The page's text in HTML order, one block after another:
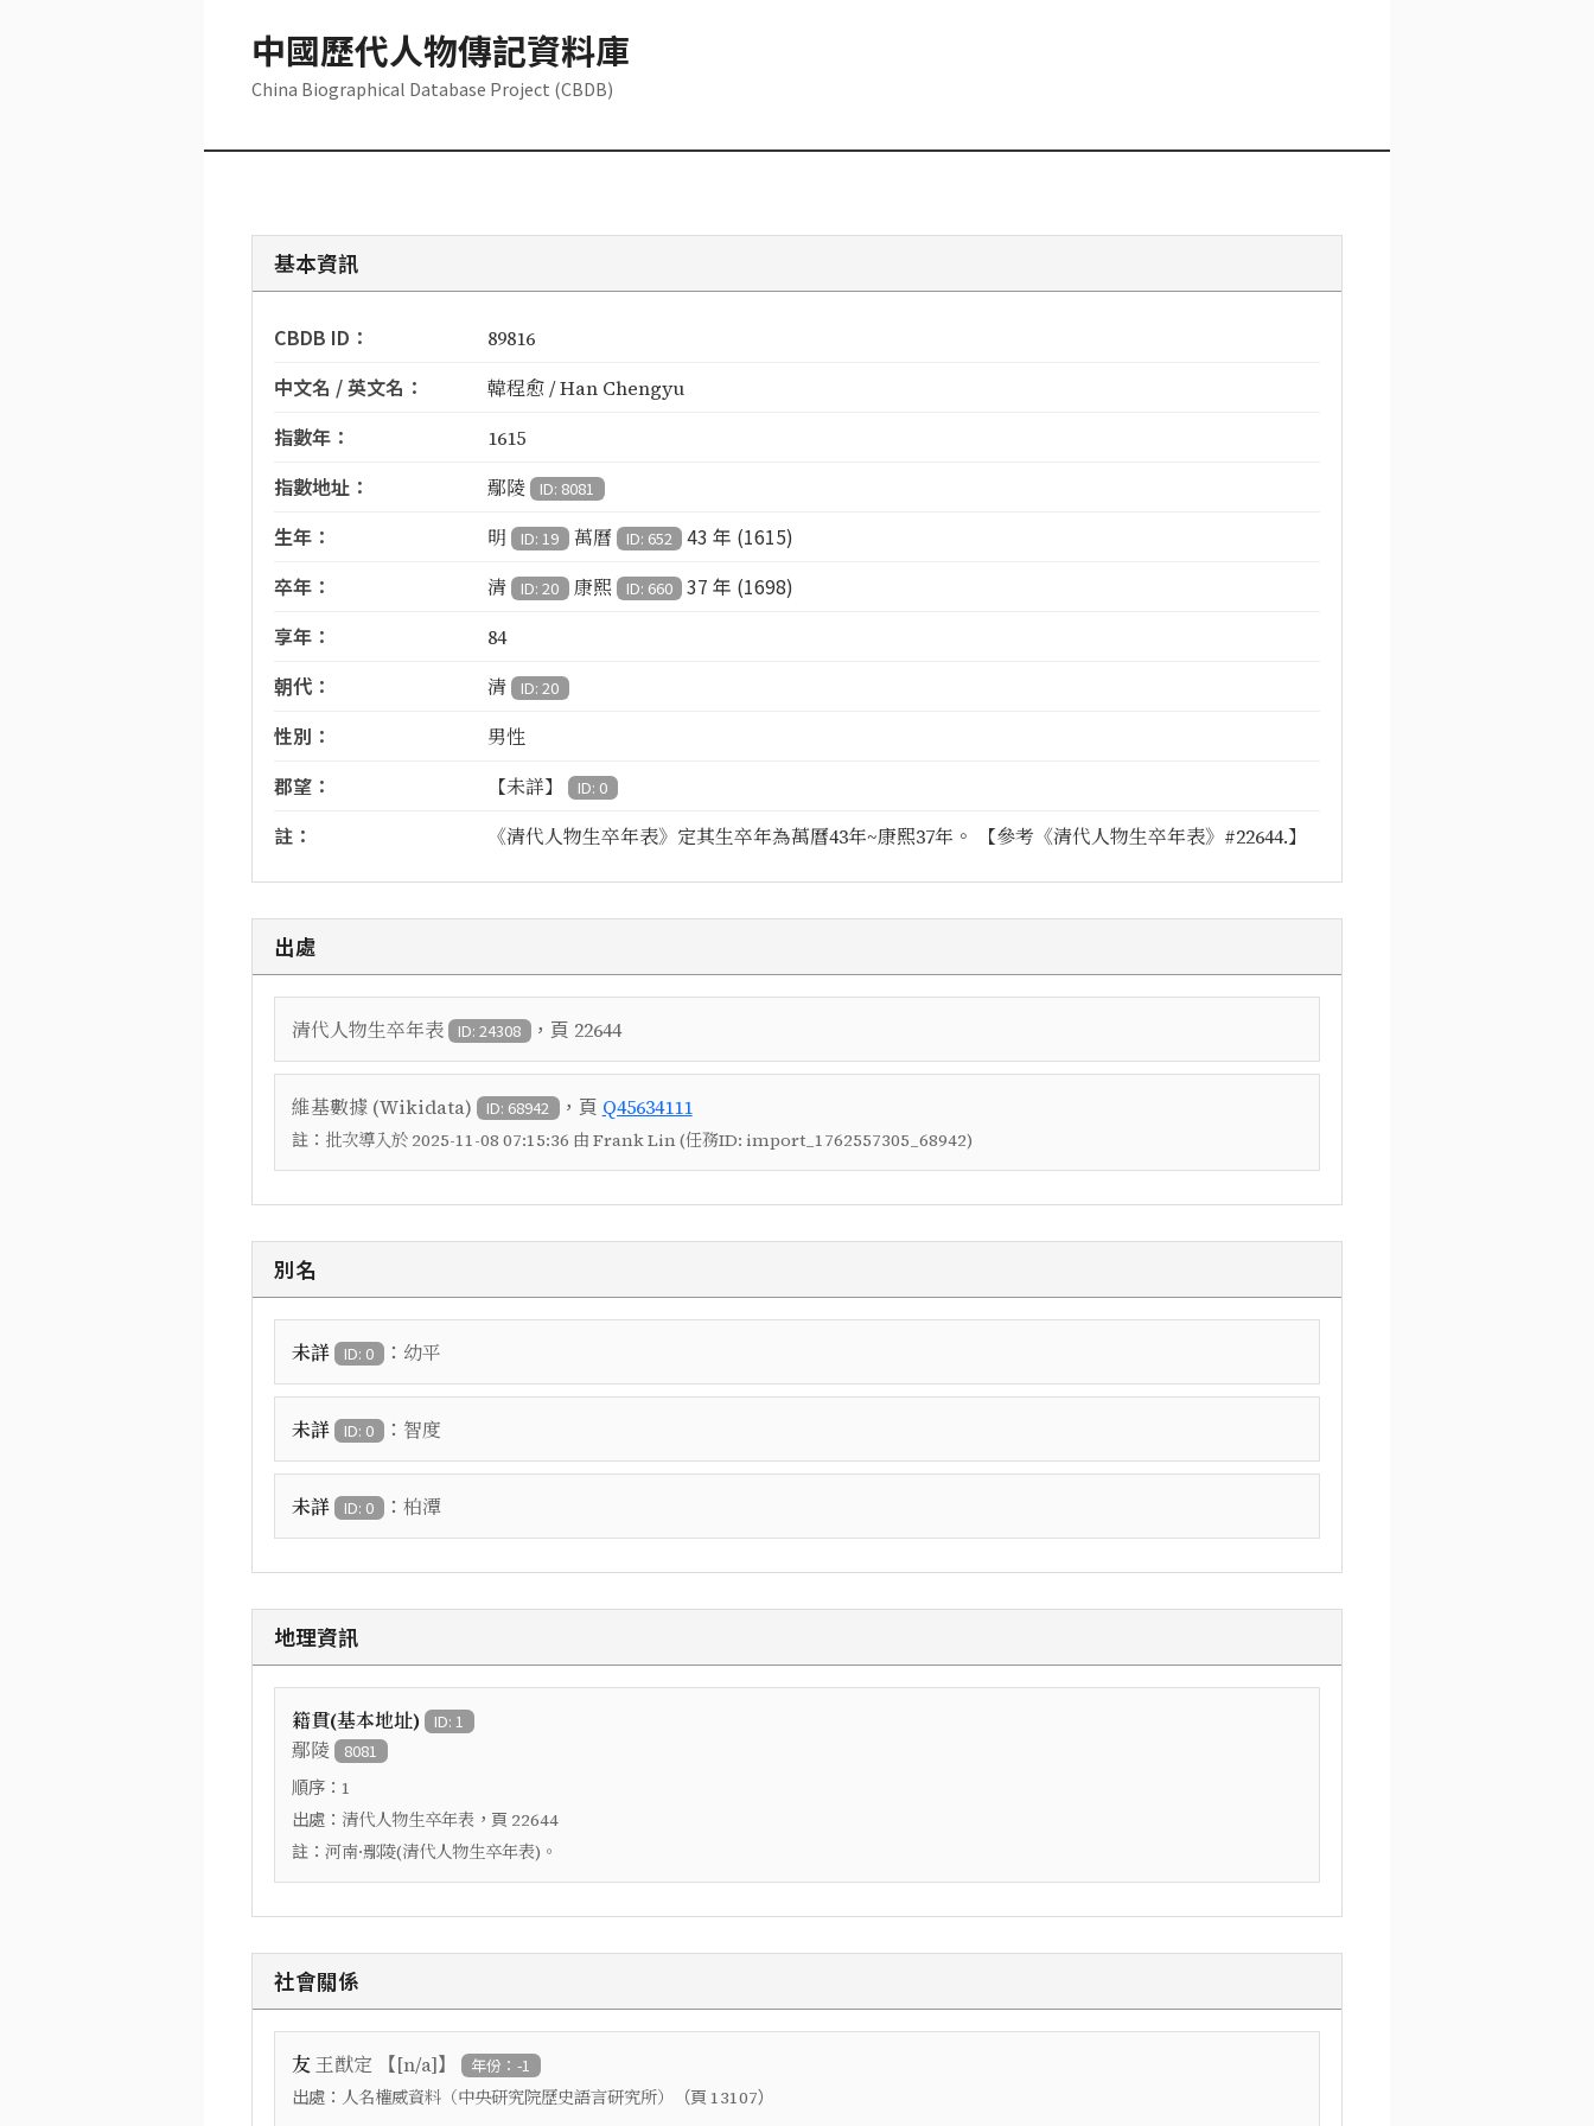
中國歷代人物傳記資料庫
China Biographical Database Project (CBDB)
基本資訊
CBDB ID： 89816
中文名 / 英文名： 韓程愈 / Han Chengyu
指數年： 1615
指數地址： 鄢陵 ID: 8081
生年： 明 ID: 19 萬曆 ID: 652
43 年 (1615)
卒年：
清 ID: 20 康熙 ID: 660
37 年 (1698)
享年：
84
朝代： 清 ID: 20
性別： 男性
郡望： 【未詳】 ID: 0
註： 《清代人物生卒年表》定其生卒年為萬曆43年~康熙37年。 【參考《清代人物生卒年表》#22644.】
出處
清代人物生卒年表 ID: 24308 ，頁 22644
維基數據 (Wikidata) ID: 68942 ，頁 Q45634111
註： 批次導入於 2025-11-08 07:15:36 由 Frank Lin (任務ID: import_1762557305_68942)
別名
未詳 ID: 0 ： 幼平
未詳 ID: 0 ： 智度
未詳 ID: 0 ： 柏潭
地理資訊
籍貫(基本地址) ID: 1
鄢陵 8081
順序： 1
出處： 清代人物生卒年表 ，頁 22644
註： 河南·鄢陵(清代人物生卒年表)。
社會關係
友 王猷定 【[n/a]】 年份：-1
出處： 人名權威資料（中央研究院歷史語言研究所） （頁 13107）